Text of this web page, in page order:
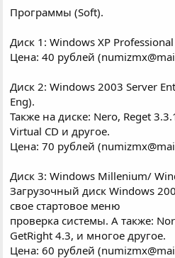
Программы (Soft).
Диск 1: Windows XP Professional
Цена: 40 рублей
Диск 2: Windows 2003 Server
Eng).
Также на диске: Nero, Reget
Virtual CD и другое.
Цена: 70 рублей
Диск 3: Windows Millenium/
Загрузочный диск Windows
свое стартовое меню
проверка системы. А также:
GetRight 4.3, и многое другое.
Цена: 60 рублей